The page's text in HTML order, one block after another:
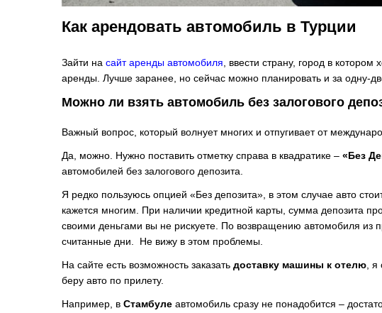
Как арендовать автомобиль в Турции
Зайти на сайт аренды автомобиля , ввести страну, город в
аренды. Лучше заранее, но сейчас можно планировать и за одну-
Можно ли взять автомобиль без залогового
Важный вопрос, который волнует многих и отпугивает от
Да, можно. Нужно поставить отметку справа в квадратике – «Без
автомобилей без залогового депозита.
Я редко пользуюсь опцией «Без депозита», в этом случае авто
кажется многим. При наличии кредитной карты, сумма депозита
своими деньгами вы не рискуете. По возвращению автомобиля из
считанные дни. Не вижу в этом проблемы.
На сайте есть возможность заказать доставку машины к отелю, я
беру авто по прилету.
Например, в Стамбуле автомобиль сразу не понадобится –